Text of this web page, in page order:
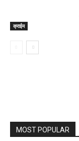
क्राईम
MOST POPULAR